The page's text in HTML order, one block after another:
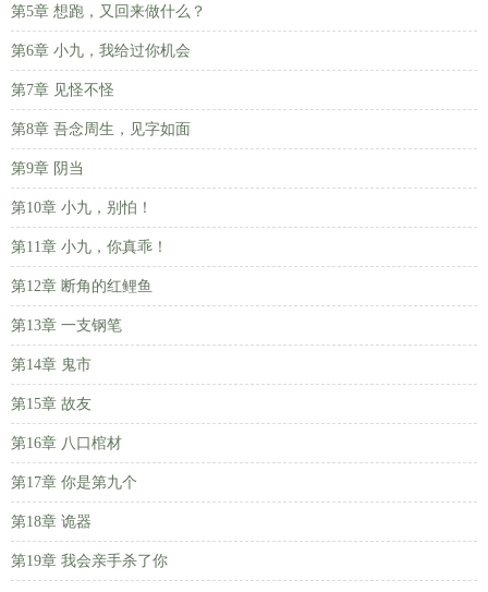
第5章 想跑，又回来做什么？
第6章 小九，我给过你机会
第7章 见怪不怪
第8章 吾念周生，见字如面
第9章 阴当
第10章 小九，别怕！
第11章 小九，你真乖！
第12章 断角的红鲤鱼
第13章 一支钢笔
第14章 鬼市
第15章 故友
第16章 八口棺材
第17章 你是第九个
第18章 诡器
第19章 我会亲手杀了你